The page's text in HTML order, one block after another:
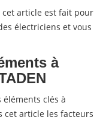
cet article est fait pour
électriciens et vous
à
clés à
cet article les facteurs